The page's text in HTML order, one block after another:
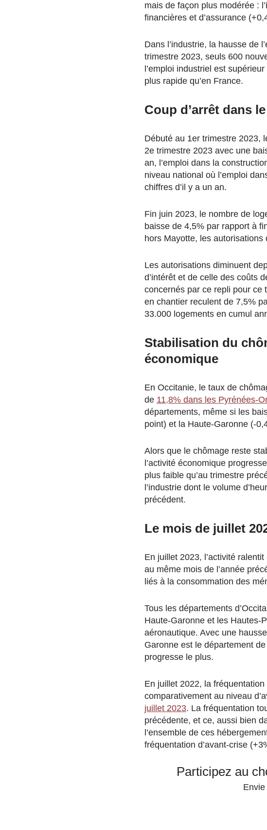
mais de façon plus modérée :
financières et d’assurance
Dans l’industrie, la hausse de
trimestre 2023, seuls 600
l’emploi industriel est
plus rapide qu’en France.
Coup d’arrêt dans
Débuté au 1er trimestre 2023,
2e trimestre 2023 avec une
an, l’emploi dans la
niveau national où l’emploi
chiffres d’il y a un an.
Fin juin 2023, le nombre de
baisse de 4,5% par rapport à
hors Mayotte, les
Les autorisations diminuent
d’intérêt et de celle des coûts
concernés par ce repli pour ce
en chantier reculent de 7,5%
33.000 logements en cumul
Stabilisation du
économique
En Occitanie, le taux de
de 11,8% dans les Pyrénées-
départements, même si les
point) et la Haute-Garonne (-
Alors que le chômage reste
l’activité économique
plus faible qu’au trimestre
l’industrie dont le volume
précédent.
Le mois de juillet
En juillet 2023, l’activité
au même mois de l’année
liés à la consommation des
Tous les départements
Haute-Garonne et les Hautes-
aéronautique. Avec une
Garonne est le département
progresse le plus.
En juillet 2022, la
comparativement au niveau
juillet 2023. La fréquentation
précédente, et ce, aussi bien
l’ensemble de ces
fréquentation d’avant-crise
Participez au